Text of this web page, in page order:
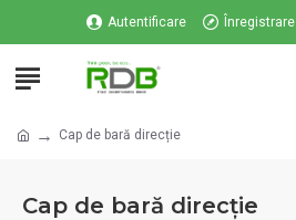
Autentificare Înregistrare
Cap de bară direcție
Cap de bară direcție